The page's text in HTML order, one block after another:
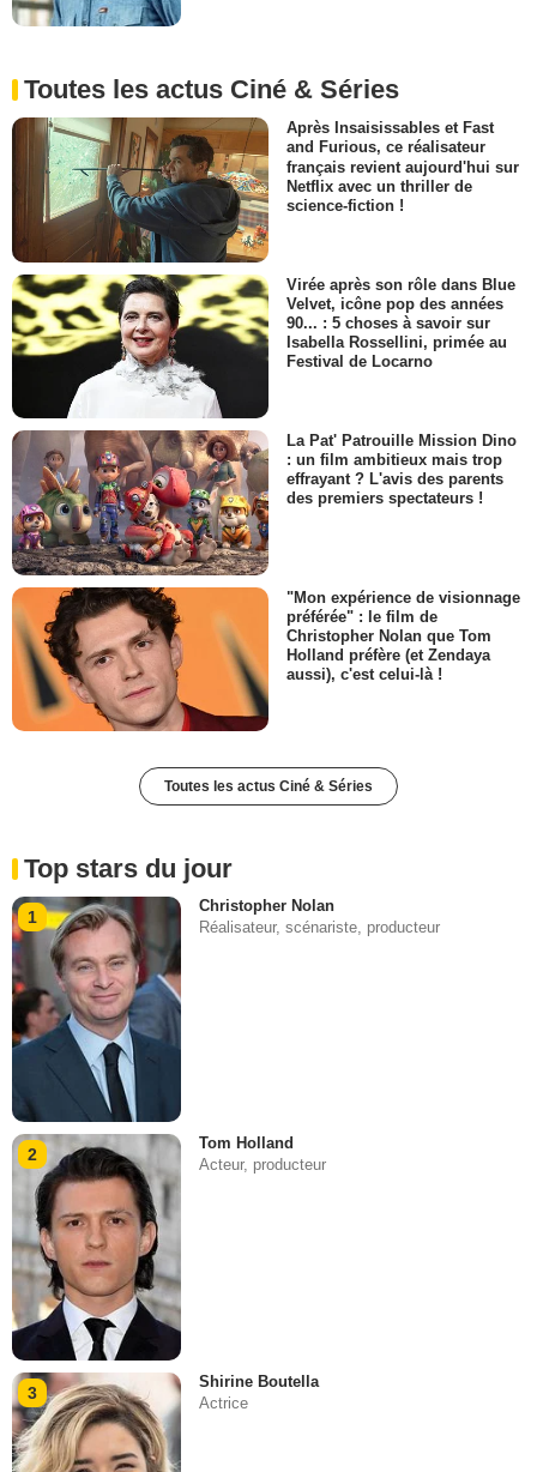
Toutes les actus Ciné & Séries
Après Insaisissables et Fast
and Furious, ce réalisateur
français revient aujourd'hui sur
Netflix avec un thriller de
science-fiction !
Virée après son rôle dans Blue
Velvet, icône pop des années
90... : 5 choses à savoir sur
Isabella Rossellini, primée au
Festival de Locarno
La Pat' Patrouille Mission Dino
: un film ambitieux mais trop
effrayant ? L'avis des parents
des premiers spectateurs !
"Mon expérience de visionnage
préférée" : le film de
Christopher Nolan que Tom
Holland préfère (et Zendaya
aussi), c'est celui-là !
Toutes les actus Ciné & Séries
Top stars du jour
1
Christopher Nolan
Réalisateur, scénariste, producteur
2
Tom Holland
Acteur, producteur
3
Shirine Boutella
Actrice